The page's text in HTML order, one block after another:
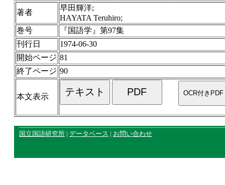
著者
早田輝洋;
HAYATA Teruhiro;
巻号
『国語学』第97集
刊行日
1974-06-30
開始ページ 81
終了ページ 90
本文表示
国立国語研究所 | データベース | お問い合わせ